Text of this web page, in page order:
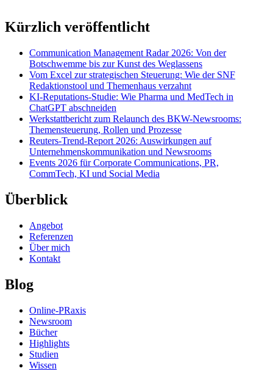
Kürzlich veröffentlicht
Communication Management Radar 2026: Von der
Botschwemme bis zur Kunst des Weglassens
Vom Excel zur strategischen Steuerung: Wie der SNF
Redaktionstool und Themenhaus verzahnt
KI-Reputations-Studie: Wie Pharma und MedTech in
ChatGPT abschneiden
Werkstattbericht zum Relaunch des BKW-Newsrooms:
Themensteuerung, Rollen und Prozesse
Reuters-Trend-Report 2026: Auswirkungen auf
Unternehmenskommunikation und Newsrooms
Events 2026 für Corporate Communications, PR,
CommTech, KI und Social Media
Überblick
Angebot
Referenzen
Über mich
Kontakt
Blog
Online-PRaxis
Newsroom
Bücher
Highlights
Studien
Wissen